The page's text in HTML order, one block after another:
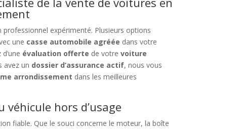
professionnel expérimenté. Plusieurs options
une casse automobile agréée dans votre
évaluation offerte de votrevoiture
avez un dossier d’assurance actif, nous vous
arrondissement dans les meilleures
hors d’usage
fiable. Que le souci concerne le moteur, la boîte